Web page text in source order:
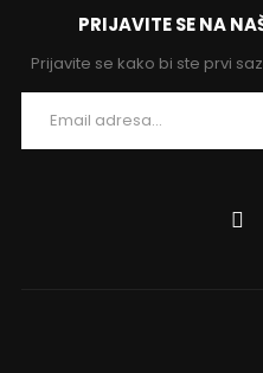
PRIJAVITE SE NA
Prijavite se kako bi ste prvi